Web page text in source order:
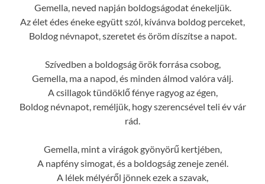
Gemella, neved napján boldogságodat énekeljük.
Az élet édes éneke együtt szól, kívánva boldog perceket,
Boldog névnapot, szeretet és öröm díszítse a napot.
Szívedben a boldogság örök forrása csobog,
Gemella, ma a napod, és minden álmod valóra válj.
A csillagok tündöklő fénye ragyog az égen,
Boldog névnapot, reméljük, hogy szerencsével teli év vár
rád.
Gemella, mint a virágok gyönyörű kertjében,
A napfény simogat, és a boldogság zeneje zenél.
A lélek mélyéről jönnek ezek a szavak,